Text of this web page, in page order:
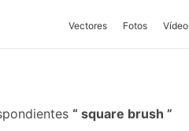
Vectores Fotos Vídeo
square brush